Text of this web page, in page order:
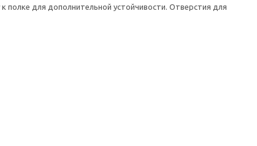
для дополнительной устойчивости. Отверстия для